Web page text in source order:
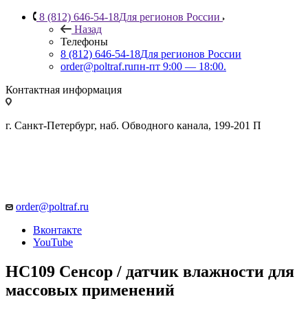
8 (812) 646-54-18Для регионов России
Назад
Телефоны
8 (812) 646-54-18Для регионов России
order@poltraf.ruпн-пт 9:00 — 18:00.
Контактная информация
г. Санкт-Петербург, наб. Обводного канала, 199-201 П
order@poltraf.ru
Вконтакте
YouTube
HC109 Сенсор / датчик влажности для
массовых применений